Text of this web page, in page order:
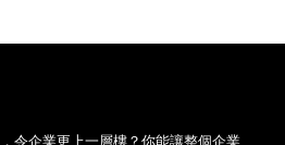
令企業更上一層樓？你能讓整個企業